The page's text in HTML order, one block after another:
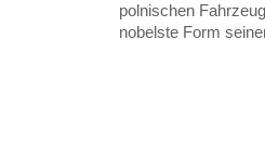
polnischen
nobelste Form